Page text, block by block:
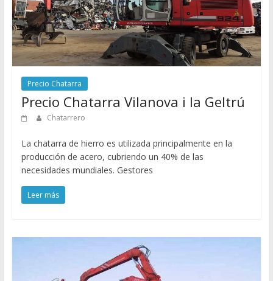
Precio Chatarra
Precio Chatarra Vilanova i la Geltrú
Chatarrero
La chatarra de hierro es utilizada principalmente en la
producción de acero, cubriendo un 40% de las
necesidades mundiales. Gestores
Leer más